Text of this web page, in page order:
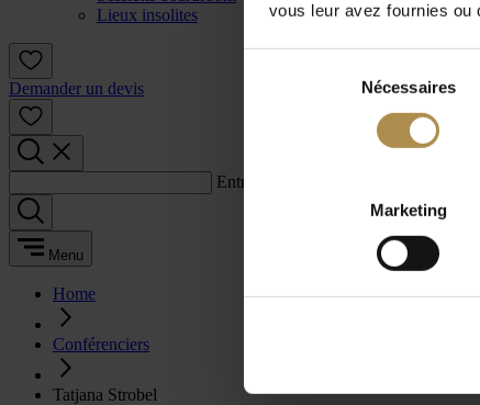
vous leur avez fournies
Nécessaires
Marketing
Lieux insolites
Demander un devis
Entrez un terme de recherche :
Menu
Home
Conférenciers
Tatjana Strobel